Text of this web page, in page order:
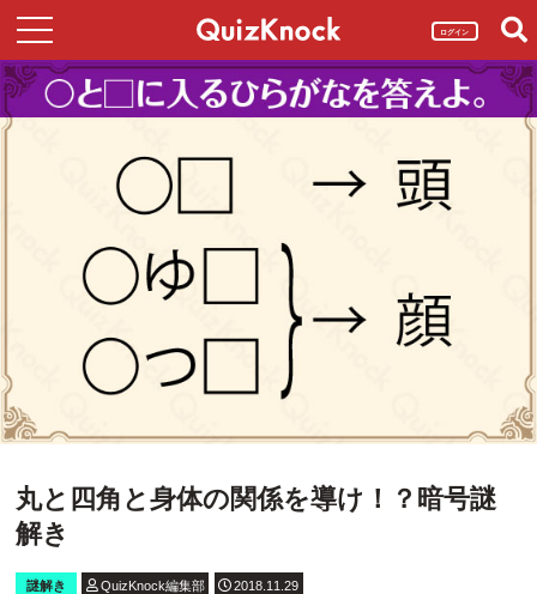
ログイン
丸と四角と身体の関係を導け！？暗号謎
解き
謎解き QuizKnock編集部 2018.11.29